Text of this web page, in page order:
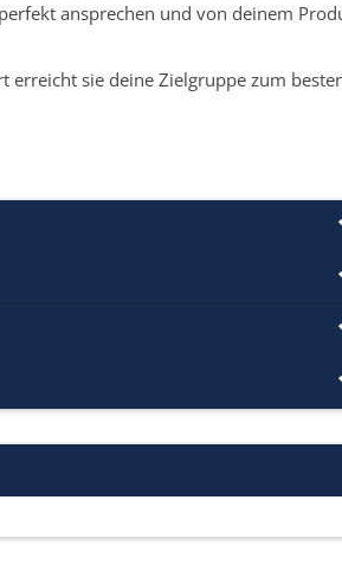
ansprechen und von deinem
erreicht sie deine Zielgruppe zum